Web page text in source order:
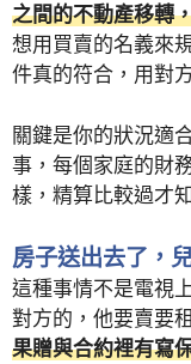
之間的不動產移轉
想用買賣的名義來
件真的符合，用對
關鍵是你的狀況適
事，每個家庭的財
樣，精算比較過才
房子送出去了，
這種事情不是電視
對方的，他要賣要
果贈與合約裡有寫